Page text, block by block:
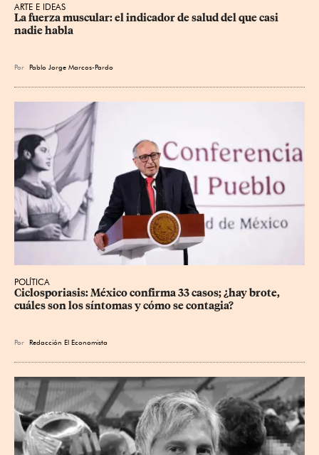
ARTE E IDEAS
La fuerza muscular: el indicador de salud del que casi
nadie habla
Por Pablo Jorge Marcos-Pardo
POLÍTICA
Ciclosporiasis: México confirma 33 casos; ¿hay brote,
cuáles son los síntomas y cómo se contagia?
Por Redacción El Economista